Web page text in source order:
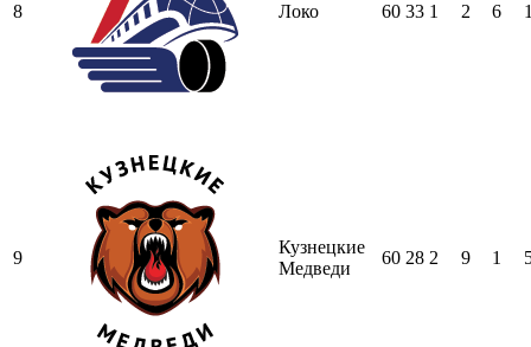
8 Локо 60 33 1 2 6
9
Кузнецкие
Медведи
60 28 2 9 1